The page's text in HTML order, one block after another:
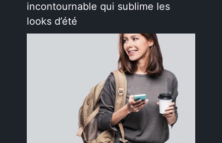
incontournable qui sublime les
looks d’été